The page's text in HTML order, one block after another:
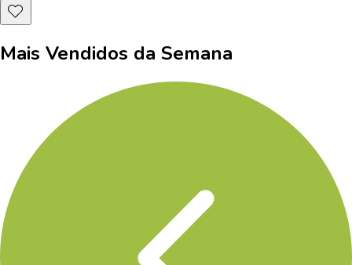
Mais Vendidos da Semana